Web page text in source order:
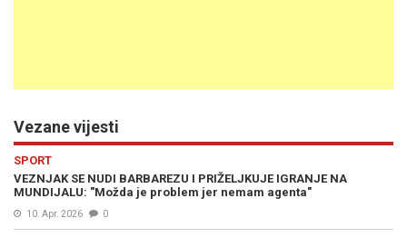
Vezane vijesti
SPORT
VEZNJAK SE NUDI BARBAREZU I PRIŽELJKUJE IGRANJE NA
MUNDIJALU: "Možda je problem jer nemam agenta"
10. Apr. 2026 0